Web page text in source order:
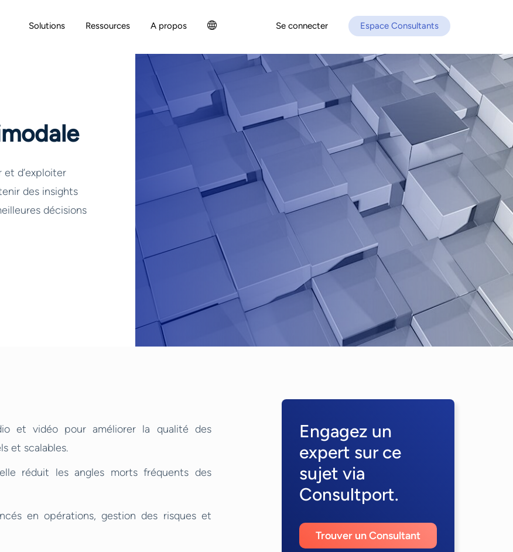
Solutions Ressources A propos Se connecter Espace Consultants
et d’exploiter
des insights
décisions
et vidéo pour améliorer la qualité des
et scalables.
réduit les angles morts fréquents des
en opérations, gestion des risques et
Engagez un
expert sur ce
sujet via
Consultport.
Trouver un Consultant